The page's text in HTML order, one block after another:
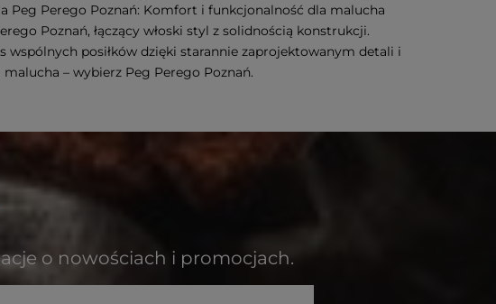
Peg Perego Poznań: Komfort i funkcjonalność dla malucha
Poznań, łączący włoski styl z solidnością konstrukcji.
posiłków dzięki starannie zaprojektowanym detali i
– wybierz Peg Perego Poznań.
o nowościach i promocjach.